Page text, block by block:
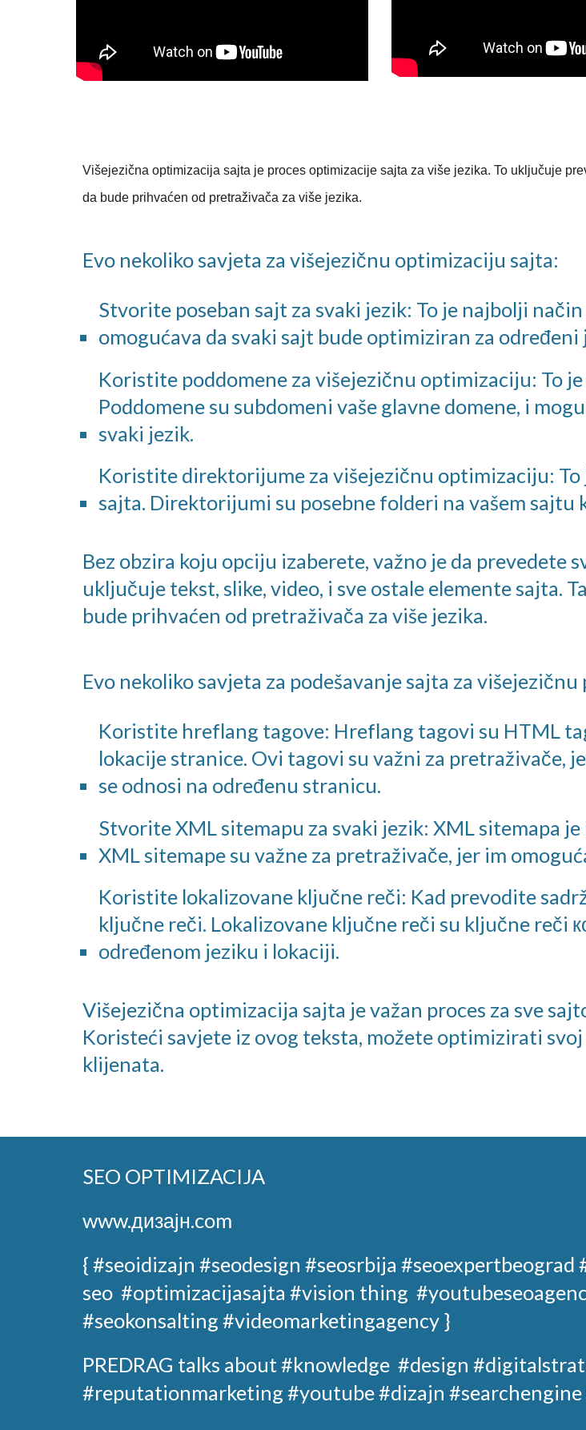
Višejezična optimizacija sajta je proces optimizacije sajta za više jezika. To uključuje
da bude prihvaćen od pretraživača za više jezika.
Evo nekoliko savjeta za višejezičnu optimizaciju sajta:
Stvorite poseban sajt za svaki jezik: To je najbolji
omogućava da svaki sajt bude optimiziran za određeni
Koristite poddomene za višejezičnu optimizaciju: To
Poddomene su subdomeni vaše glavne domene, i
svaki jezik.
Koristite direktorijume za višejezičnu optimizaciju:
sajta. Direktorijumi su posebne folderi na vašem sajtu
Bez obzira koju opciju izaberete, važno je da prevedete
uključuje tekst, slike, video, i sve ostale elemente sajta.
bude prihvaćen od pretraživača za više jezika.
Evo nekoliko savjeta za podešavanje sajta za
Koristite hreflang tagove: Hreflang tagovi su HTML
lokacije stranice. Ovi tagovi su važni za pretraživače,
se odnosi na određenu stranicu.
Stvorite XML sitemapu za svaki jezik: XML sitemapa
XML sitemape su važne za pretraživače, jer im
Koristite lokalizovane ključne reči: Kad prevodite
ključne reči. Lokalizovane ključne reči su ključne reči
određenom jeziku i lokaciji.
Višejezična optimizacija sajta je važan proces za sve
Koristeći savjete iz ovog teksta, možete optimizirati
klijenata.
SEO OPTIMIZACIJA
www.дизајн.com
{ #seoidizajn #seodesign #seosrbija #seoexpertbeograd
seo #optimizacijasajta #vision thing
#seokonsalting #videomarketingagency }
PREDRAG talks about#knowledge #design
#reputationmarketing #youtube #dizajn #searchengine